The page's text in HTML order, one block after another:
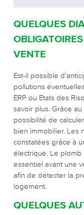
QUELQUES
VENTE
Est-il possible
pollutions
ERP ou Etats des
savoir plus. Grâce
possibilité de
bien immobilier. Les
constatées grâce à
électrique. Le plomb
essentiel avant une
afin de détecter la
logement.
QUELQUES